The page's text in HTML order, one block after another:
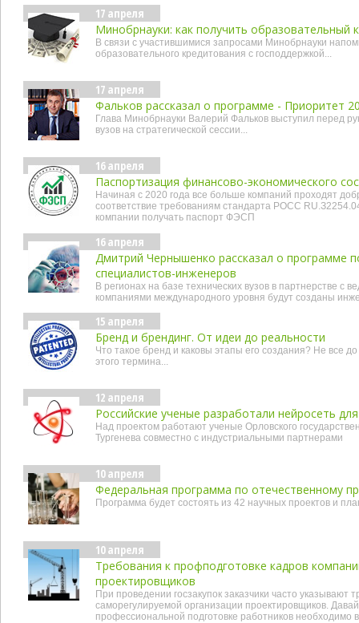
17 апреля
Минобрнауки: как получить образовательный
В связи с участившимися запросами Минобрнауки
образовательного кредитования с господдержкой...
17 апреля
Фальков рассказал о программе - Приоритет
Глава Минобрнауки Валерий Фальков выступил перед
вузов на стратегической сессии...
16 апреля
Паспортизация финансово-экономического
Начиная с 2020 года все больше компаний проходят
соответствие требованиям стандарта РОСС
компании получать паспорт ФЭСП
16 апреля
Дмитрий Чернышенко рассказал о программе
специалистов-инженеров
В регионах на базе технических вузов в партнерстве с
компаниями международного уровня будут созданы
15 апреля
Бренд и брендинг. От идеи до реальности
Что такое бренд и каковы этапы его создания? Не все
этого термина...
12 апреля
Российские ученые разработали нейросеть
Над проектом работают ученые Орловского
Тургенева совместно с индустриальными партнерами
10 апреля
Федеральная программа по отечественному
Программа будет состоять из 42 научных проектов и
10 апреля
Требования к профподготовке кадров
проектировщиков
При проведении госзакупок заказчики часто указывают
саморегулируемой организации проектировщиков.
профессиональной подготовке работников